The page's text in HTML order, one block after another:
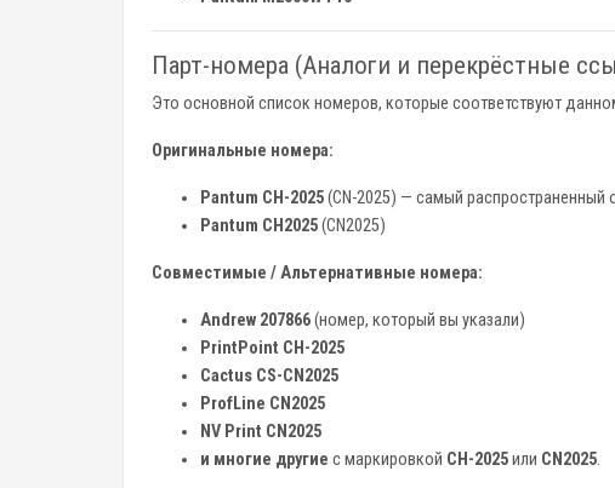
Парт-номера (Аналоги и перекрёстные
Это основной список номеров, которые соответствуют
Оригинальные номера:
Pantum CН-2025(CN-2025) — самый распространенный
Pantum CН2025(CN2025)
Совместимые / Альтернативные номера:
Andrew 207866(номер, который вы указали)
PrintPoint CH-2025
Cactus CS-CN2025
ProfLine CN2025
NV Print CN2025
и многие другие с маркировкой CH-2025или CN2025.